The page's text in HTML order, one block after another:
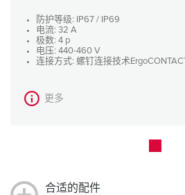
防护等级: IP67 / IP69
电流: 32 A
极数: 4 p
电压: 440-460 V
连接方式: 螺钉连接技术ErgoCONTACT
更多
合适的配件